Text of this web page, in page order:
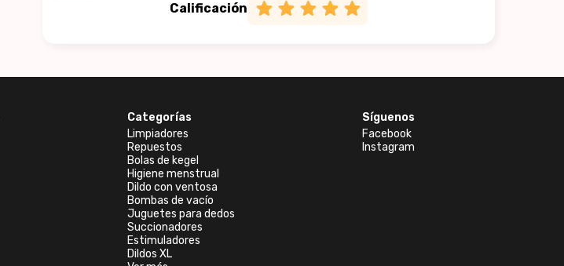
Calificación
Categorías
Limpiadores
Repuestos
Bolas de kegel
Higiene menstrual
Dildo con ventosa
Bombas de vacío
Juguetes para dedos
Succionadores
Estimuladores
Dildos XL
Síguenos
Facebook
Instagram